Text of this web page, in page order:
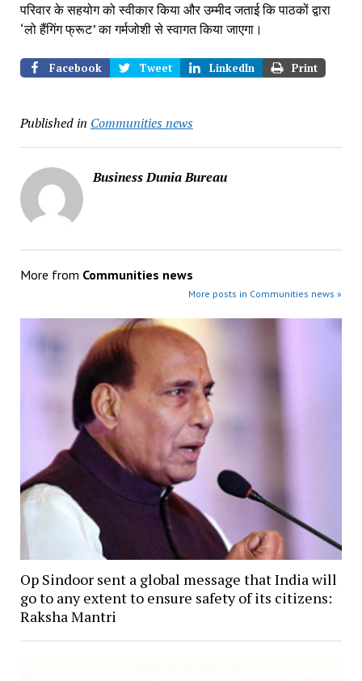
परिवार के सहयोग को स्वीकार किया और उम्मीद जताई कि पाठकों द्वारा
‘लो हैंगिंग फ्रूट’ का गर्मजोशी से स्वागत किया जाएगा।
Facebook Tweet LinkedIn Print
Published in Communities news
Business Dunia Bureau
More from Communities news
More posts in Communities news »
Op Sindoor sent a global message that India will
go to any extent to ensure safety of its citizens:
Raksha Mantri